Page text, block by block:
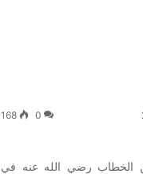
0
168
الخطاب رضي الله عنه في